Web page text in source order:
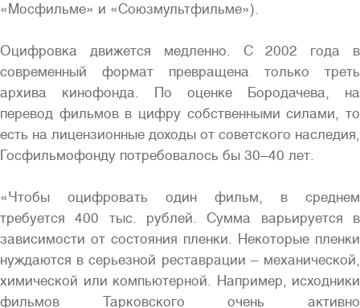
«Мосфильме» и «Союзмультфильме»).
Оцифровка движется медленно. С 2002 года в
современный формат превращена только треть
архива кинофонда. По оценке Бородачева, на
перевод фильмов в цифру собственными силами, то
есть на лицензионные доходы от советского наследия,
Госфильмофонду потребовалось бы 30–40 лет.
«Чтобы оцифровать один фильм, в среднем
требуется 400 тыс. рублей. Сумма варьируется в
зависимости от состояния пленки. Некоторые пленки
нуждаются в серьезной реставрации – механической,
химической или компьютерной. Например, исходники
фильмов Тарковского очень активно